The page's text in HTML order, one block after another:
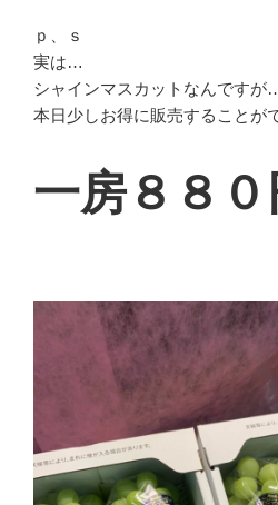
ｐ、ｓ
実は…
シャインマスカットなんですが
本日少しお得に販売することが
一房８８０